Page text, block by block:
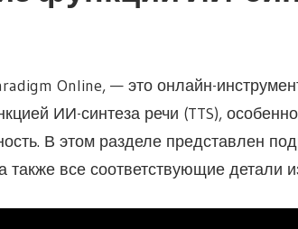
Online, — это онлайн-
ИИ-синтеза речи (TTS),
В этом разделе представлен
все соответствующие детали